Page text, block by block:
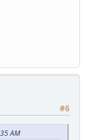
#6
AM